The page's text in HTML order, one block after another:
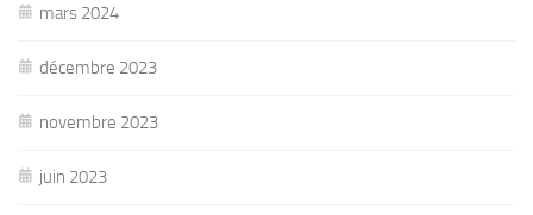
mars 2024
décembre 2023
novembre 2023
juin 2023